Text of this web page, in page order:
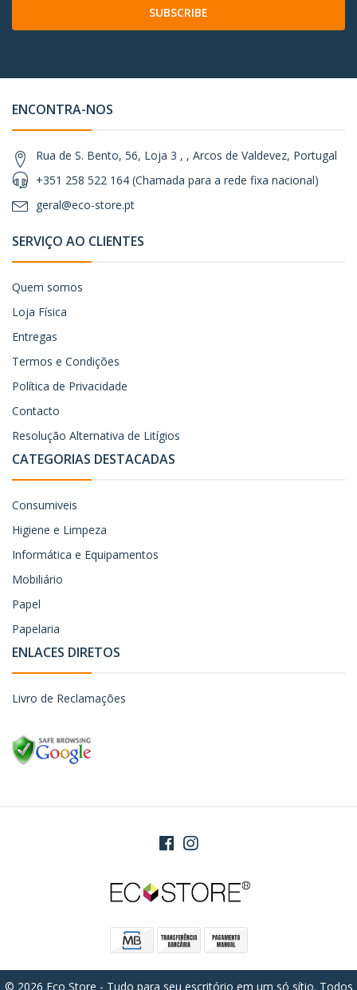
SUBSCRIBE
ENCONTRA-NOS
Rua de S. Bento, 56, Loja 3 , , Arcos de Valdevez, Portugal
+351 258 522 164 (Chamada para a rede fixa nacional)
geral@eco-store.pt
SERVIÇO AO CLIENTES
Quem somos
Loja Física
Entregas
Termos e Condições
Política de Privacidade
Contacto
Resolução Alternativa de Litígios
CATEGORIAS DESTACADAS
Consumiveis
Higiene e Limpeza
Informática e Equipamentos
Mobiliário
Papel
Papelaria
ENLACES DIRETOS
Livro de Reclamações
© 2026 Eco Store - Tudo para seu escritório em um só sítio. Todos